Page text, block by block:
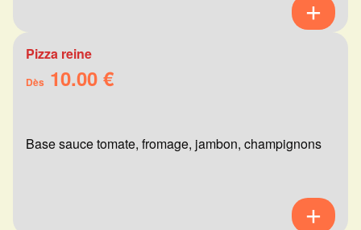
Pizza reine
Dès 10.00 €
Base sauce tomate, fromage, jambon, champignons